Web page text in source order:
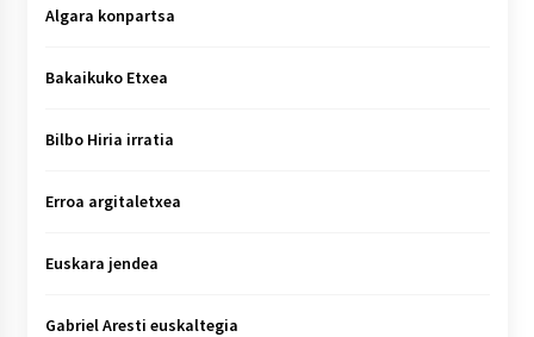
Algara konpartsa
Bakaikuko Etxea
Bilbo Hiria irratia
Erroa argitaletxea
Euskara jendea
Gabriel Aresti euskaltegia